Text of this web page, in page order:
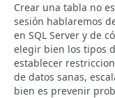
Crear una tabla no es
sesión hablaremos
en SQL Server y de
elegir bien los tipos
establecer
de datos sanas,
bien es prevenir